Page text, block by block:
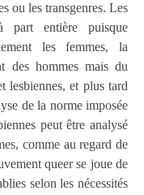
ou les transgenres. Les
part entière puisque
les femmes, la
des hommes mais du
lesbiennes, et plus tard
de la norme imposée
peut être analysé
comme au regard de
queerse joue de
selon les nécessités